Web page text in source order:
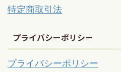
特定商取引法
プライバシーポリシー
プライバシーポリシー